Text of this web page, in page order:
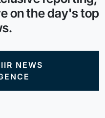
on the day's top
NEWS